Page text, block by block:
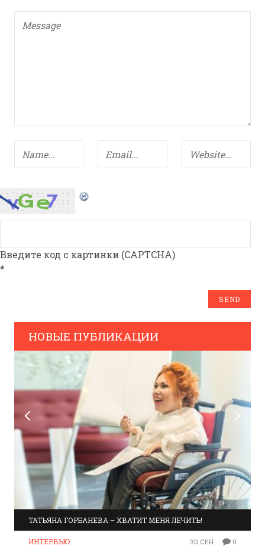
Введите код с картинки (CAPTCHA)
*
НОВЫЕ ПУБЛИКАЦИИ
ТАТЬЯНА ГОРБАНЕВА – ХВАТИТ МЕНЯ ЛЕЧИТЬ!
ИНТЕРВЬЮ 30 СЕН 0